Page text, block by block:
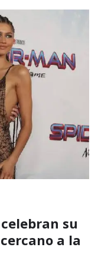
su
a la